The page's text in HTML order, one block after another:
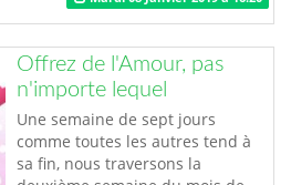
postal international et grâce à un
vaste réseau de partenaires de
par le monde, apporte désormais
à ses clients la solution pour
sécuriser et faciliter les envois et
réceptio…
Offrez de l'Amour, pas
n'importe lequel
Une semaine de sept jours
comme toutes les autres tend à
sa fin, nous traversons la